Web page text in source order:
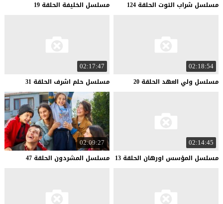
مسلسل شراب التوت الحلقة 124 مسلسل الخليفة الحلقة 19
02:18:54
مسلسل ولي العهد الحلقة 20
02:17:47
مسلسل حلم اشرف الحلقة 31
02:14:45
مسلسل المؤسس اورهان الحلقة 13
02:09:27
مسلسل المشردون الحلقة 47